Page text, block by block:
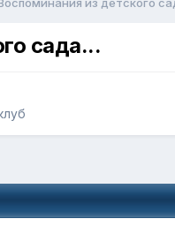
сада...